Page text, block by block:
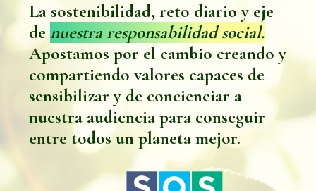
La sostenibilidad, reto diario y eje
de nuestra responsabilidad social.
Apostamos por el cambio creando y
compartiendo valores capaces de
sensibilizar y de concienciar a
nuestra audiencia para conseguir
entre todos un planeta mejor.